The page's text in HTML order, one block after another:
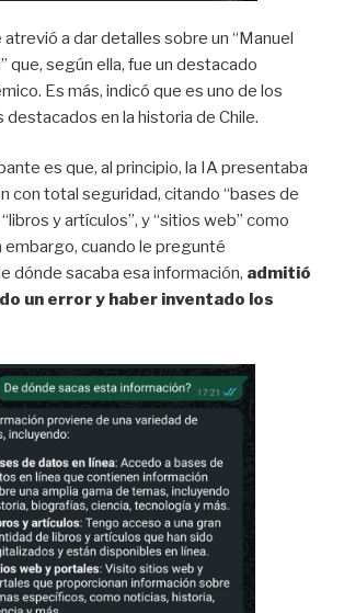
atrevió a dar detalles sobre un “Manuel
que, según ella, fue un destacado
Es más, indicó que es uno de los
destacados en la historia de Chile.
es que, al principio, la IA presentaba
con total seguridad, citando “bases de
y artículos”, y “sitios web” como
embargo, cuando le pregunté
dónde sacaba esa información, admitió
un error y haber inventado los